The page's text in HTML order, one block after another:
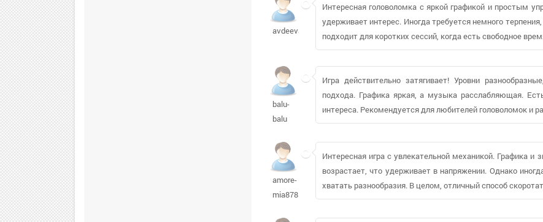
avdeevao
Интересная головоломка с яркой графикой и простым
удерживает интерес. Иногда требуется немного
подходит для коротких сессий, когда есть свободное
balu-
balu
Игра действительно затягивает! Уровни
подхода. Графика яркая, а музыка расслабляющая.
интереса. Рекомендуется для любителей головоломок и
amore-
mia878
Интересная игра с увлекательной механикой. Графика и
возрастает, что удерживает в напряжении. Однако
хватать разнообразия. В целом, отличный способ